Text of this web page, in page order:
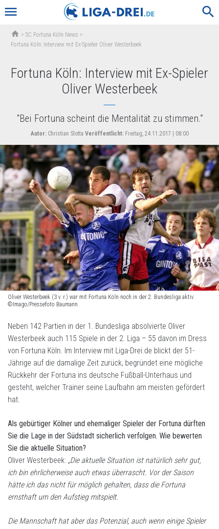
menu search
home >SC Fortuna Köln News >
Fortuna Köln: Interview mit Ex-Spieler Oliver Westerbeek
Fortuna Köln: Interview mit Ex-Spieler
Oliver Westerbeek
"Bei Fortuna scheint die Mentalität zu stimmen."
Autor:Christian Slotta Veröffentlicht:Freitag, 24.11.2017 | 08:00
Oliver Westerbeek (3 v. r.) war mit Fortuna Köln noch in der 2. Bundesliga aktiv.
©Imago/Pressefoto Baumann
Neben 142 Partien in der 1. Bundesliga absolvierte Oliver
Westerbeek auch 115 Spiele in der 2. Liga – 55 davon im Dress
von Fortuna Köln. Im Interview mit Liga-Drei.de blickt der 51-
Jährige auf die damalige Zeit zurück, begründet eine mögliche
Rückkehr der Fortuna ins deutsche Fußball-Unterhaus und
gesteht, welcher Trainer seine Laufbahn am meisten gefördert
hat.
Als gebürtiger Kölner und ehemaliger Spieler der Fortuna dürften
Sie die Lage in der Südstadt sicherlich verfolgen. Wie bewerten
Sie die aktuelle Situation?
Oliver Westerbeek: „Die aktuelle Situation ist natürlich sehr gut,
ich bin ehrlicherweise auch etwas überrascht. Vor der Saison
hätte ich das nicht für möglich gehalten, dass die Fortuna
ernsthaft um den Aufstieg mitspielt.
Die Mannschaft hat aber das Potenzial, auch wenn einige Spieler